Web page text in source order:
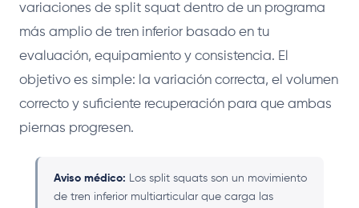
variaciones de split squat dentro de un programa
más amplio de tren inferior basado en tu
evaluación, equipamiento y consistencia. El
objetivo es simple: la variación correcta, el volumen
correcto y suficiente recuperación para que ambas
piernas progresen.
Aviso médico: Los split squats son un movimiento
de tren inferior multiarticular que carga las